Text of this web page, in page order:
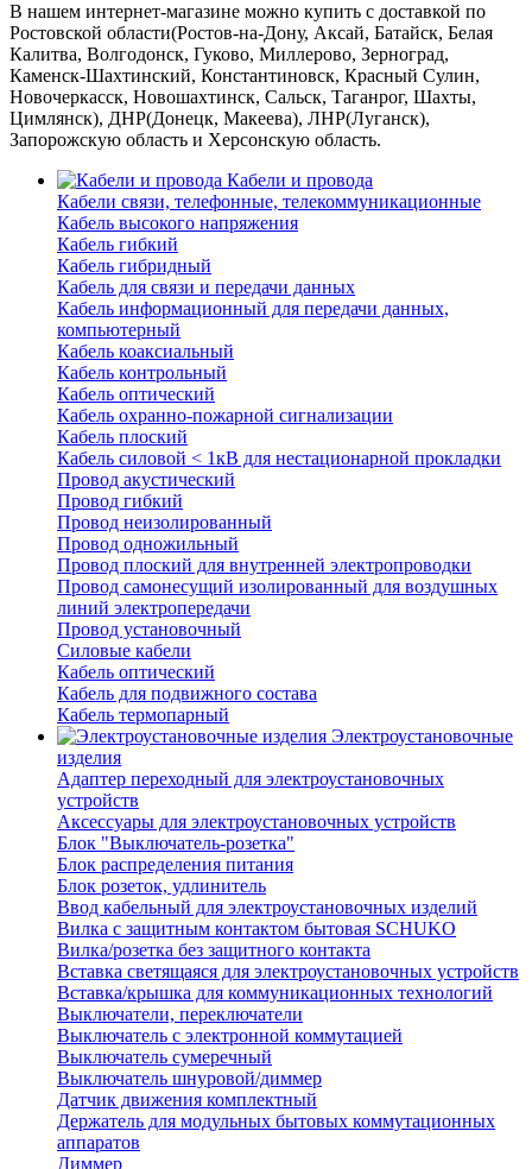
В нашем интернет-магазине можно купить с доставкой по
Ростовской области(Ростов-на-Дону, Аксай, Батайск, Белая
Калитва, Волгодонск, Гуково, Миллерово, Зерноград,
Каменск-Шахтинский, Константиновск, Красный Сулин,
Новочеркасск, Новошахтинск, Сальск, Таганрог, Шахты,
Цимлянск), ДНР(Донецк, Макеева), ЛНР(Луганск),
Запорожскую область и Херсонскую область.
Кабели и провода
Кабели связи, телефонные, телекоммуникационные
Кабель высокого напряжения
Кабель гибкий
Кабель гибридный
Кабель для связи и передачи данных
Кабель информационный для передачи данных,
компьютерный
Кабель коаксиальный
Кабель контрольный
Кабель оптический
Кабель охранно-пожарной сигнализации
Кабель плоский
Кабель силовой < 1кВ для нестационарной прокладки
Провод акустический
Провод гибкий
Провод неизолированный
Провод одножильный
Провод плоский для внутренней электропроводки
Провод самонесущий изолированный для воздушных
линий электропередачи
Провод установочный
Силовые кабели
Кабель оптический
Кабель для подвижного состава
Кабель термопарный
Электроустановочные
изделия
Адаптер переходный для электроустановочных
устройств
Аксессуары для электроустановочных устройств
Блок "Выключатель-розетка"
Блок распределения питания
Блок розеток, удлинитель
Ввод кабельный для электроустановочных изделий
Вилка с защитным контактом бытовая SCHUKO
Вилка/розетка без защитного контакта
Вставка светящаяся для электроустановочных устройств
Вставка/крышка для коммуникационных технологий
Выключатели, переключатели
Выключатель с электронной коммутацией
Выключатель сумеречный
Выключатель шнуровой/диммер
Датчик движения комплектный
Держатель для модульных бытовых коммутационных
аппаратов
Диммер